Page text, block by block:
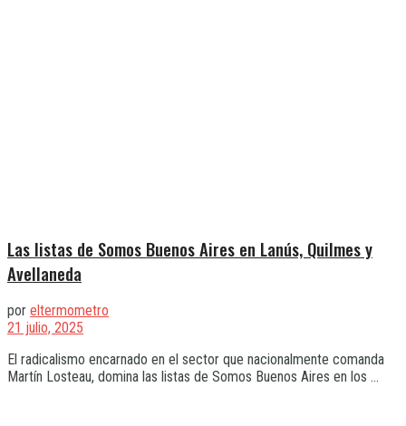
Las listas de Somos Buenos Aires en Lanús, Quilmes y
Avellaneda
por eltermometro
21 julio, 2025
El radicalismo encarnado en el sector que nacionalmente comanda
Martín Losteau, domina las listas de Somos Buenos Aires en los ...